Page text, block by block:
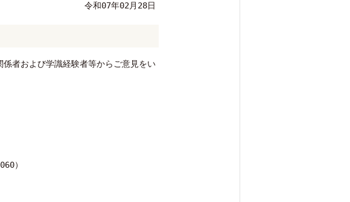
令和07年02月28日
者および学識経験者等からご意見をい
）